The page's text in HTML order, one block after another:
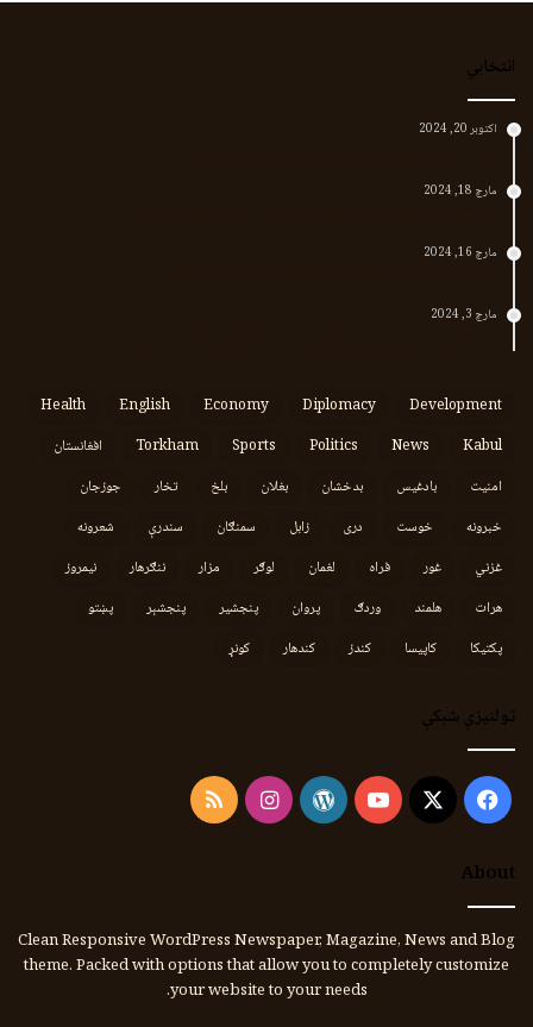
انتخابي
اکتوبر 20, 2024
مارچ 18, 2024
مارچ 16, 2024
مارچ 3, 2024
Development
Diplomacy
Economy
English
Health
Kabul
News
Politics
Sports
Torkham
افغانستان
امنیت
بادغیس بدخشان بغلان بلخ تخار
جوزجان
خبرونه
خوست دری زابل سمنګان سندرې
شعرونه
غزني
غور فراه لغمان لوګر مزار ننګرهار
نیمروز
هرات
هلمند وردګ پروان پنجشیر پنجشېر
پښتو
پکتیکا
کاپیسا کندز کندهار کونړ
ټولنیزې شبکې
Facebook
X
YouTube
WordPress
Instagram
RSS
About
Clean Responsive WordPress Newspaper, Magazine, News and Blog
theme. Packed with options that allow you to completely customize
your website to your needs.